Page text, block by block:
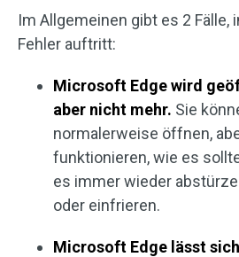
Im Allgemeinen gibt es 2 Fälle,
Fehler auftritt:
Microsoft Edge wird
aber nicht mehr. Sie
normalerweise öffnen,
funktionieren, wie es
es immer wieder
oder einfrieren.
Microsoft Edge lässt